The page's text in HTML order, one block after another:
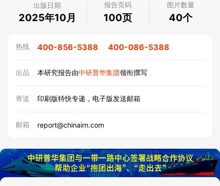
出版日期
2025年10月
报告页码
100页
图片数量
40个
热线 400-856-5388 400-086-5388
出品 本研究报告由中研普华集团领衔撰写
寄送 印刷版特快专递，电子版发送邮箱
邮箱 report@chinairn.com